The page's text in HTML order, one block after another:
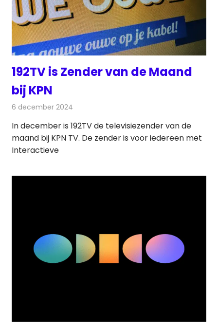
192TV is Zender van de Maand
bij KPN
6 december 2024
In december is 192TV de televisiezender van de
maand bij KPN TV. De zender is voor iedereen met
Interactieve